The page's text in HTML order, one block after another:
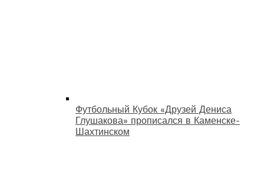
Футбольный Кубок «Друзей Дениса
Глушакова» прописался в Каменске-
Шахтинском